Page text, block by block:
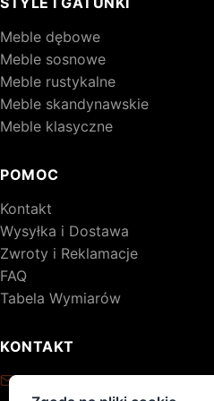
Meble dębowe
Meble sosnowe
Meble rustykalne
Meble skandynawskie
Meble klasyczne
POMOC
Kontakt
Wysyłka i Dostawa
Zwroty i Reklamacje
FAQ
Tabela Wymiarów
KONTAKT
kontakt@drewniane-meble.pl